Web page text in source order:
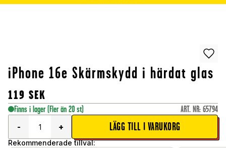
iPhone 16e Skärmskydd i härdat glas
119 SEK
Finns i lager (Fler än 20 st) ART. NR: 65794
-
+ LÄGG TILL I VARUKORG
Rekommenderade tillval: